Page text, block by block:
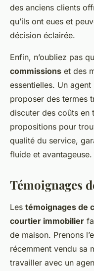
des anciens clients
qu’ils ont eues et
décision éclairée.
Enfin, n’oubliez pas
commissions et des
essentielles. Un
proposer des termes
discuter des coûts en
propositions pour
qualité du service,
fluide et avantageuse.
Témoignages
Les témoignages de
courtier immobilier
de maison. Prenons
récemment vendu sa
travailler avec un